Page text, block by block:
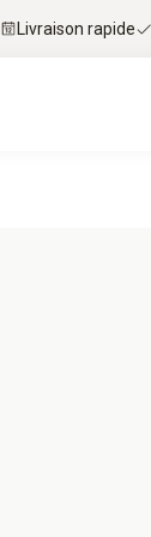
Livraison rapide